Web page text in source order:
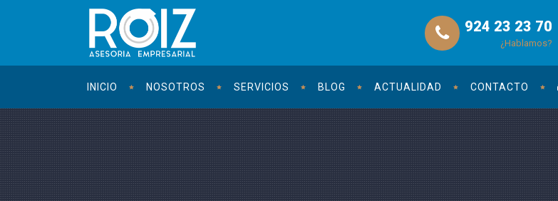
924 23 23 70
¿Hablamos?
INICIO NOSOTROS SERVICIOS BLOG ACTUALIDAD CONTACTO